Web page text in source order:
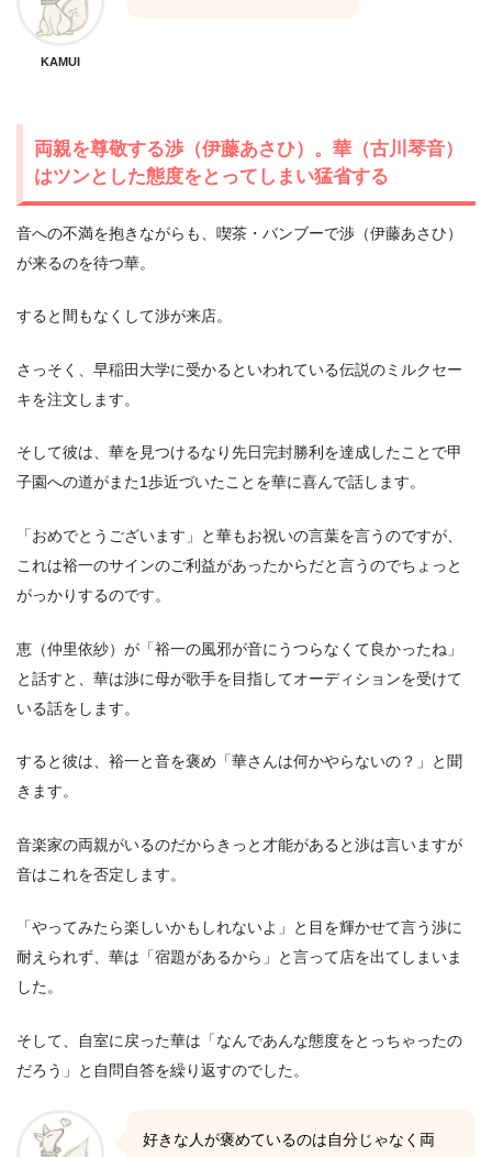
KAMUI
両親を尊敬する渉（伊藤あさひ）。華（古川琴音）
はツンとした態度をとってしまい猛省する
音への不満を抱きながらも、喫茶・バンブーで渉（伊藤あさひ）
が来るのを待つ華。
すると間もなくして渉が来店。
さっそく、早稲田大学に受かるといわれている伝説のミルクセー
キを注文します。
そして彼は、華を見つけるなり先日完封勝利を達成したことで甲
子園への道がまた1歩近づいたことを華に喜んで話します。
「おめでとうございます」と華もお祝いの言葉を言うのですが、
これは裕一のサインのご利益があったからだと言うのでちょっと
がっかりするのです。
恵（仲里依紗）が「裕一の風邪が音にうつらなくて良かったね」
と話すと、華は渉に母が歌手を目指してオーディションを受けて
いる話をします。
すると彼は、裕一と音を褒め「華さんは何かやらないの？」と聞
きます。
音楽家の両親がいるのだからきっと才能があると渉は言いますが
音はこれを否定します。
「やってみたら楽しいかもしれないよ」と目を輝かせて言う渉に
耐えられず、華は「宿題があるから」と言って店を出てしまいま
した。
そして、自室に戻った華は「なんであんな態度をとっちゃったの
だろう」と自問自答を繰り返すのでした。
好きな人が褒めているのは自分じゃなく両